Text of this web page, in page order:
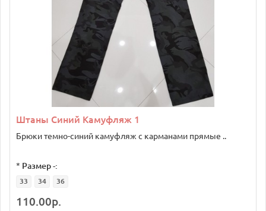
Штаны Синий Камуфляж 1
Брюки темно-синий камуфляж с карманами прямые ..
* Размер -:
33 34 36
110.00р.